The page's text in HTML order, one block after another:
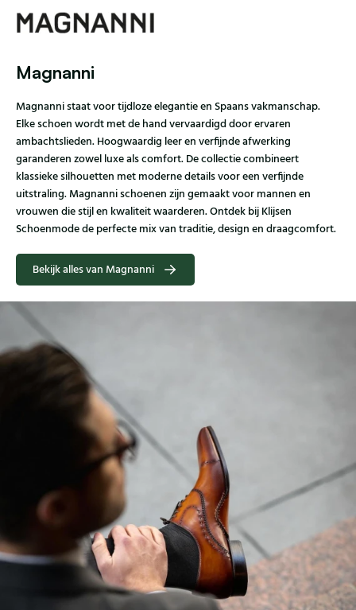
Magnanni
Magnanni staat voor tijdloze elegantie en Spaans vakmanschap.
Elke schoen wordt met de hand vervaardigd door ervaren
ambachtslieden. Hoogwaardig leer en verfijnde afwerking
garanderen zowel luxe als comfort. De collectie combineert
klassieke silhouetten met moderne details voor een verfijnde
uitstraling. Magnanni schoenen zijn gemaakt voor mannen en
vrouwen die stijl en kwaliteit waarderen. Ontdek bij Klijsen
Schoenmode de perfecte mix van traditie, design en draagcomfort.
Bekijk alles van Magnanni